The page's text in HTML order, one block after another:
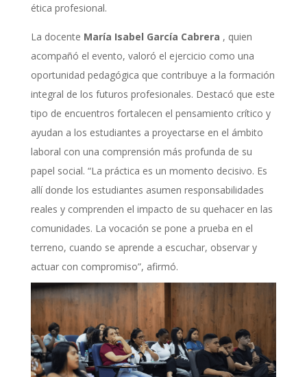
ética profesional.
La docente María Isabel García Cabrera , quien
acompañó el evento, valoró el ejercicio como una
oportunidad pedagógica que contribuye a la formación
integral de los futuros profesionales. Destacó que este
tipo de encuentros fortalecen el pensamiento crítico y
ayudan a los estudiantes a proyectarse en el ámbito
laboral con una comprensión más profunda de su
papel social. “La práctica es un momento decisivo. Es
allí donde los estudiantes asumen responsabilidades
reales y comprenden el impacto de su quehacer en las
comunidades. La vocación se pone a prueba en el
terreno, cuando se aprende a escuchar, observar y
actuar con compromiso”, afirmó.